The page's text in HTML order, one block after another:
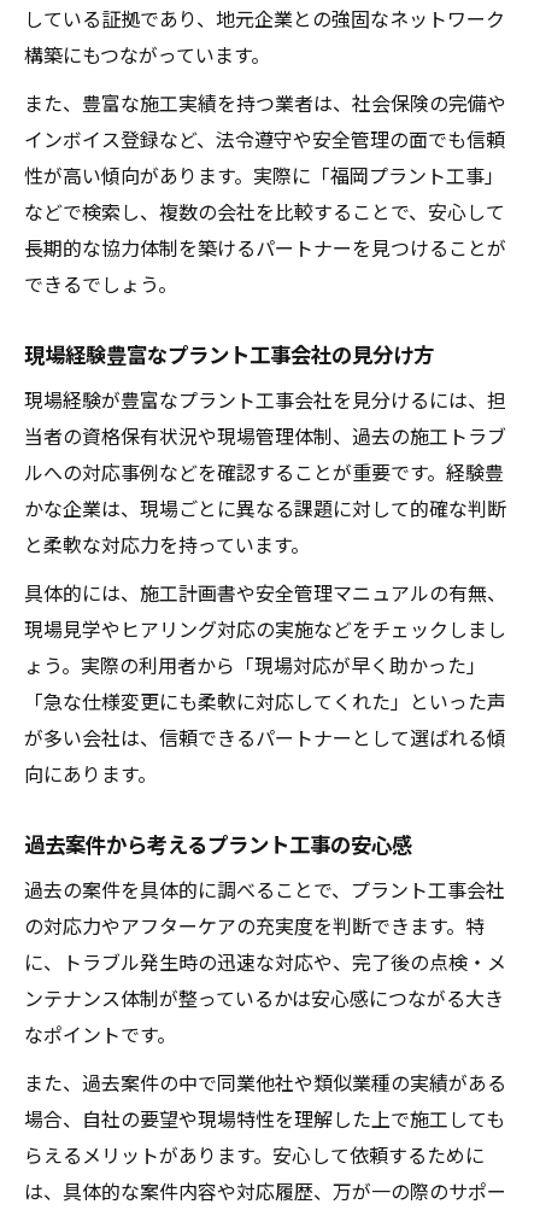
している証拠であり、地元企業との強固なネットワーク
構築にもつながっています。
また、豊富な施工実績を持つ業者は、社会保険の完備や
インボイス登録など、法令遵守や安全管理の面でも信頼
性が高い傾向があります。実際に「福岡プラント工事」
などで検索し、複数の会社を比較することで、安心して
長期的な協力体制を築けるパートナーを見つけることが
できるでしょう。
現場経験豊富なプラント工事会社の見分け方
現場経験が豊富なプラント工事会社を見分けるには、担
当者の資格保有状況や現場管理体制、過去の施工トラブ
ルへの対応事例などを確認することが重要です。経験豊
かな企業は、現場ごとに異なる課題に対して的確な判断
と柔軟な対応力を持っています。
具体的には、施工計画書や安全管理マニュアルの有無、
現場見学やヒアリング対応の実施などをチェックしまし
ょう。実際の利用者から「現場対応が早く助かった」
「急な仕様変更にも柔軟に対応してくれた」といった声
が多い会社は、信頼できるパートナーとして選ばれる傾
向にあります。
過去案件から考えるプラント工事の安心感
過去の案件を具体的に調べることで、プラント工事会社
の対応力やアフターケアの充実度を判断できます。特
に、トラブル発生時の迅速な対応や、完了後の点検・メ
ンテナンス体制が整っているかは安心感につながる大き
なポイントです。
また、過去案件の中で同業他社や類似業種の実績がある
場合、自社の要望や現場特性を理解した上で施工しても
らえるメリットがあります。安心して依頼するために
は、具体的な案件内容や対応履歴、万が一の際のサポー